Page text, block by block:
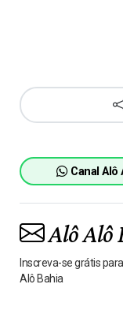
Canal Alô
Alô Alô
Inscreva-se grátis
Alô Bahia